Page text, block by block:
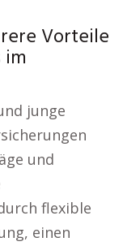
Vorteile
junge
und
flexible
einen